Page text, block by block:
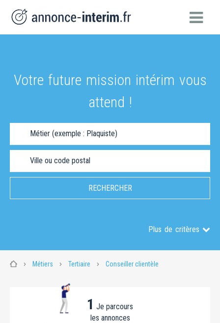
Votre future mission intérim vous
attend !
Métier (exemple : Plaquiste)
Ville ou code postal
Plus de critères
Métiers Tertiaire Conseiller clientèle
1 Je parcours
les annonces